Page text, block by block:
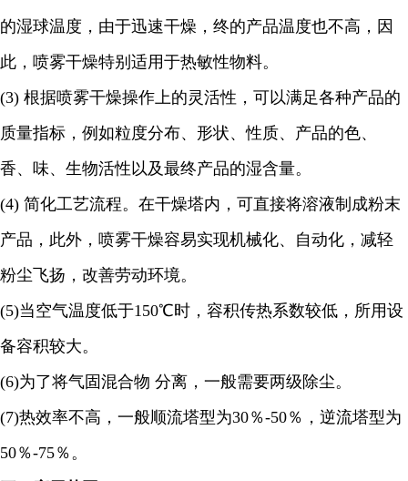
的湿球温度，由于迅速干燥，终的产品温度也不高，因
此，喷雾干燥特别适用于热敏性物料。
(3) 根据喷雾干燥操作上的灵活性，可以满足各种产品的
质量指标，例如粒度分布、形状、性质、产品的色、
香、味、生物活性以及最终产品的湿含量。
(4) 简化工艺流程。在干燥塔内，可直接将溶液制成粉末
产品，此外，喷雾干燥容易实现机械化、自动化，减轻
粉尘飞扬，改善劳动环境。
(5)当空气温度低于150℃时，容积传热系数较低，所用设
备容积较大。
(6)为了将气固混合物 分离，一般需要两级除尘。
(7)热效率不高，一般顺流塔型为30％-50％，逆流塔型为
50％-75％。